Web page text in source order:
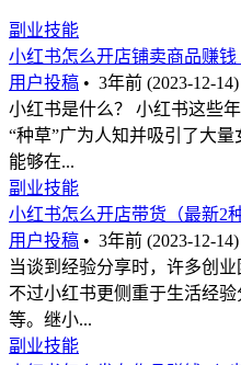
副业技能
小红书怎么开店铺卖商品赚钱
用户投稿 • 3年前 (2023-12-14)
小红书是什么？ 小红书这些
“种草”广为人知并吸引了大
能够在...
副业技能
小红书怎么开店带货（最新2
用户投稿 • 3年前 (2023-12-14)
当谈到经验分享时，许多创
不过小红书更侧重于生活经
等。继小...
副业技能